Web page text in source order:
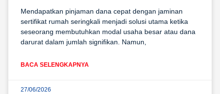
Mendapatkan pinjaman dana cepat dengan jaminan
sertifikat rumah seringkali menjadi solusi utama ketika
seseorang membutuhkan modal usaha besar atau dana
darurat dalam jumlah signifikan. Namun,
BACA SELENGKAPNYA
27/06/2026